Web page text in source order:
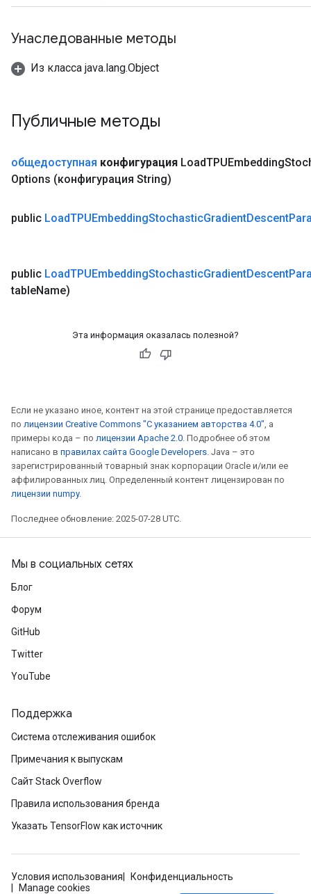
Унаследованные методы
Из класса java.lang.Object
Публичные методы
общедоступная конфигурация LoadTPUEmbedding
Options (конфигурация String)
public LoadTPUEmbeddingStochasticGradientDescent
public LoadTPUEmbeddingStochasticGradientDescent
tableName)
Эта информация оказалась полезной?
Если не указано иное, контент на этой странице предоставляется
по лицензии Creative Commons "С указанием авторства 4.0", а
примеры кода – по лицензии Apache 2.0. Подробнее об этом
написано в правилах сайта Google Developers. Java – это
зарегистрированный товарный знак корпорации Oracle и/или ее
аффилированных лиц. Определенный контент лицензирован по
лицензии numpy.
Последнее обновление: 2025-07-28 UTC.
Мы в социальных сетях
Блог
Форум
GitHub
Twitter
YouTube
Поддержка
Система отслеживания ошибок
Примечания к выпускам
Сайт Stack Overflow
Правила использования бренда
Указать TensorFlow как источник
Условия использования
Конфиденциальность
Manage cookies